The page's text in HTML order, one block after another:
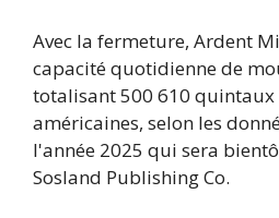
Avec la fermeture, Ardent
capacité quotidienne de
totalisant 500 610 quintaux
américaines, selon les
l'année 2025 qui sera
Sosland Publishing Co.